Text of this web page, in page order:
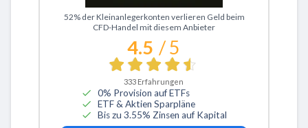
Zu eToro
52% der Kleinanlegerkonten verlieren Geld beim
CFD-Handel mit diesem Anbieter
4.5 / 5
333 Erfahrungen
0% Provision auf ETFs
ETF & Aktien Sparpläne
Bis zu 3.55% Zinsen auf Kapital